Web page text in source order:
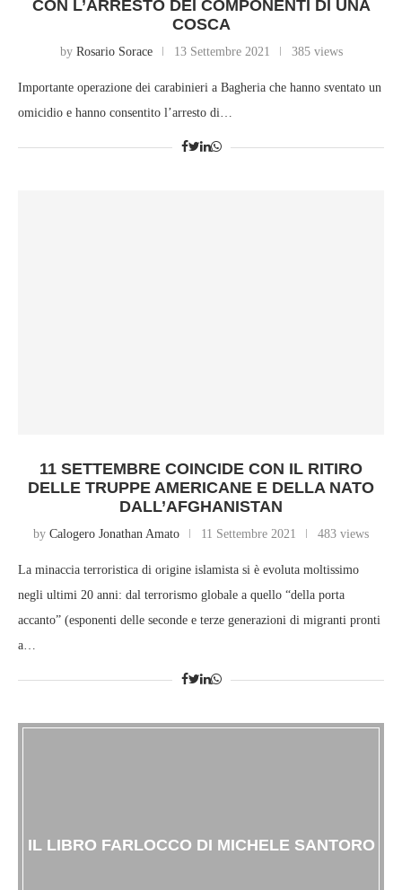
CON L’ARRESTO DEI COMPONENTI DI UNA
COSCA
by Rosario Sorace 13 Settembre 2021 385 views
Importante operazione dei carabinieri a Bagheria che hanno sventato un
omicidio e hanno consentito l’arresto di…
11 SETTEMBRE COINCIDE CON IL RITIRO
DELLE TRUPPE AMERICANE E DELLA NATO
DALL’AFGHANISTAN
by Calogero Jonathan Amato 11 Settembre 2021 483 views
La minaccia terroristica di origine islamista si è evoluta moltissimo
negli ultimi 20 anni: dal terrorismo globale a quello “della porta
accanto” (esponenti delle seconde e terze generazioni di migranti pronti
a…
IL LIBRO FARLOCCO DI MICHELE SANTORO